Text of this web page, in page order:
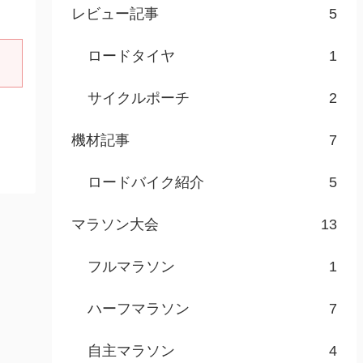
レビュー記事 5
ロードタイヤ 1
サイクルポーチ 2
機材記事 7
ロードバイク紹介 5
マラソン大会 13
フルマラソン 1
ハーフマラソン 7
自主マラソン 4